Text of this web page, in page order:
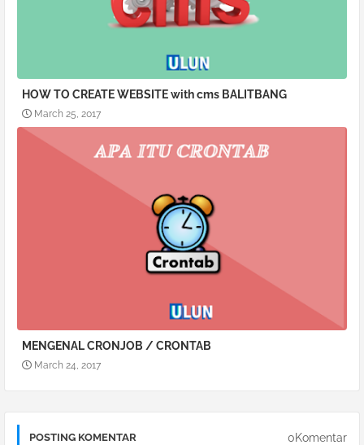
HOW TO CREATE WEBSITE with cms BALITBANG
March 25, 2017
MENGENAL CRONJOB / CRONTAB
March 24, 2017
POSTING KOMENTAR 0Komentar